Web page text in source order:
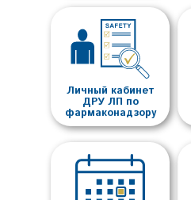
Личный кабинет
ДРУ ЛП по
фармаконадзору